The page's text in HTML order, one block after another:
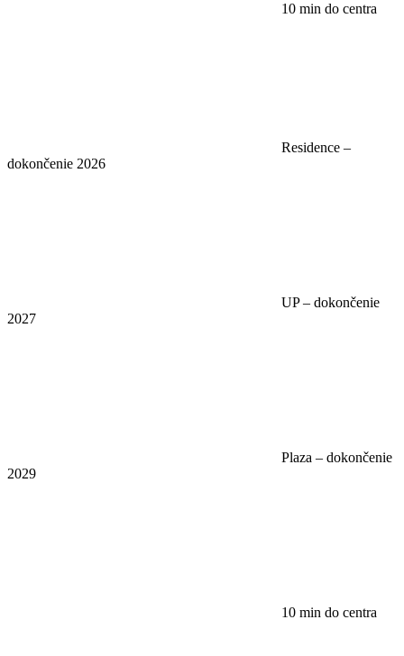
10 min do centra
Residence –
dokončenie 2026
UP – dokončenie
2027
Plaza – dokončenie
2029
10 min do centra